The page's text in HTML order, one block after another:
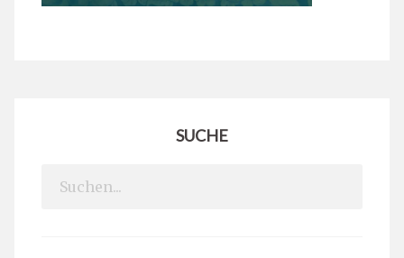
SUCHE
Search